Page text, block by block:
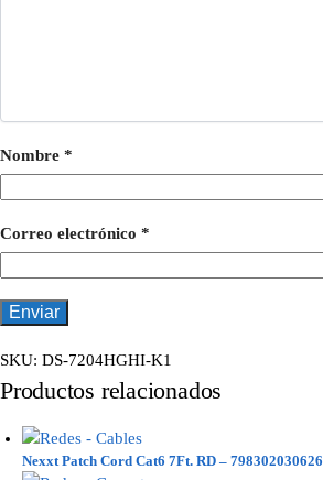
Nombre *
Correo electrónico *
SKU: DS-7204HGHI-K1
Productos relacionados
Nexxt Patch Cord Cat6 7Ft. RD – 798302030626